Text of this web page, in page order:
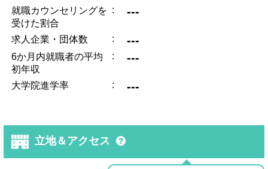
就職カウンセリングを
受けた割合
: ---
求人企業・団体数 : ---
6か月内就職者の平均
初年収
: ---
大学院進学率 : ---
立地＆アクセス